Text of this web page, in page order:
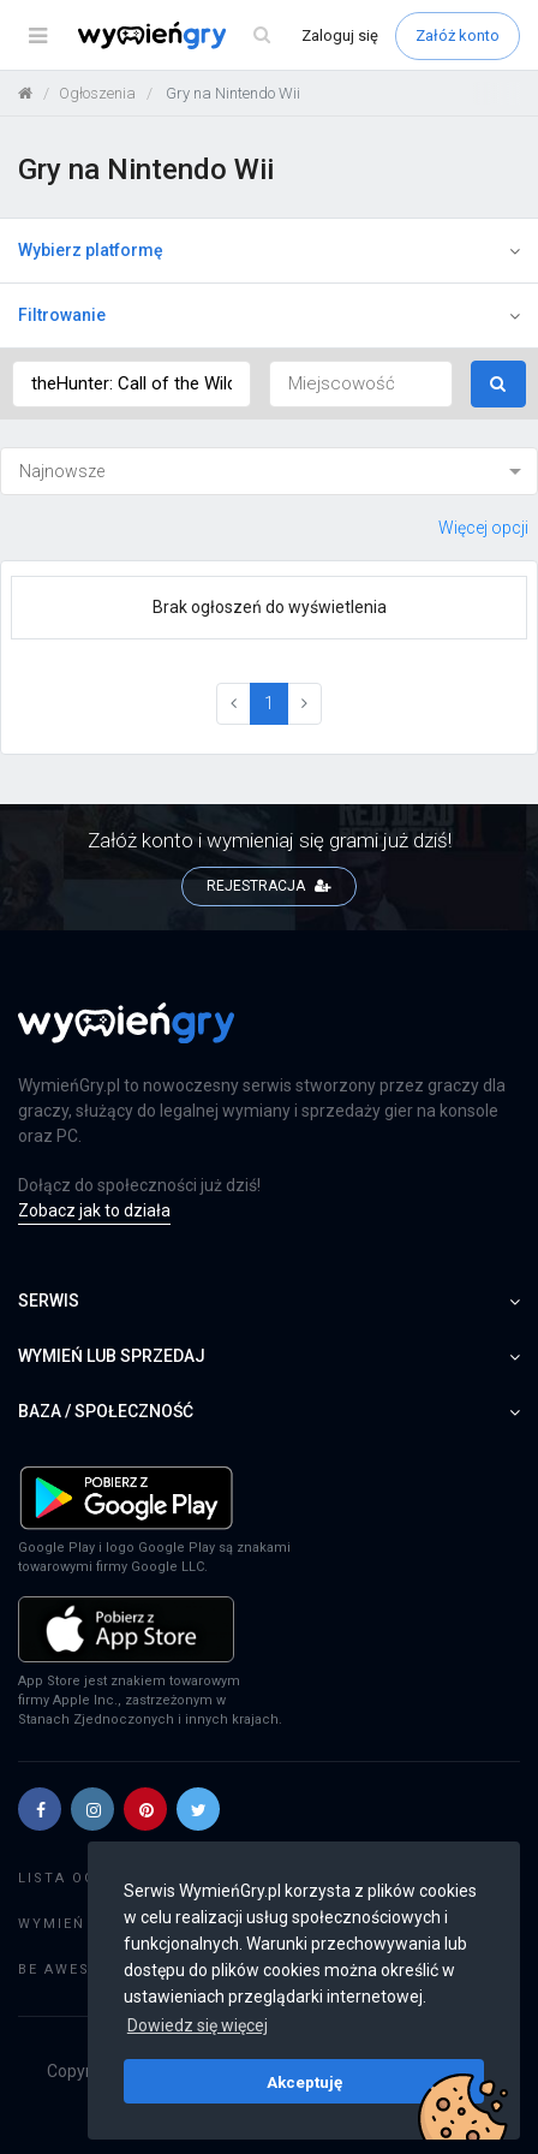
Serwis WymieńGry.pl korzysta z plików cookies
w celu realizacji usług społecznościowych i
funkcjonalnych. Warunki przechowywania lub
dostępu do plików cookies można określić w
ustawieniach przeglądarki internetowej.
Dowiedz się więcej
Akceptuję
Menu Zaloguj się Załóż konto
Ogłoszenia Gry na Nintendo Wii
Gry na Nintendo Wii
Wybierz platformę
Filtrowanie
Więcej opcji
Brak ogłoszeń do wyświetlenia
1 (current)
Załóż konto i wymieniaj się grami już dziś!
REJESTRACJA
WymieńGry.pl to nowoczesny serwis stworzony przez graczy dla
graczy, służący do legalnej wymiany i sprzedaży gier na konsole
oraz PC.
Dołącz do społeczności już dziś!
Zobacz jak to działa
SERWIS
WYMIEŃ LUB SPRZEDAJ
BAZA / SPOŁECZNOŚĆ
Google Play i logo Google Play są znakami
towarowymi firmy Google LLC.
App Store jest znakiem towarowym
firmy Apple Inc., zastrzeżonym w
Stanach Zjednoczonych i innych krajach.
LISTA OGŁOSZEŃ:
WYMIEŃ GRY: Dodaj ogłoszenie
BE AWESOME: Weryfikacja konta
Copyright © 2019 - 2026
Wszystkie prawa
v2.8.3